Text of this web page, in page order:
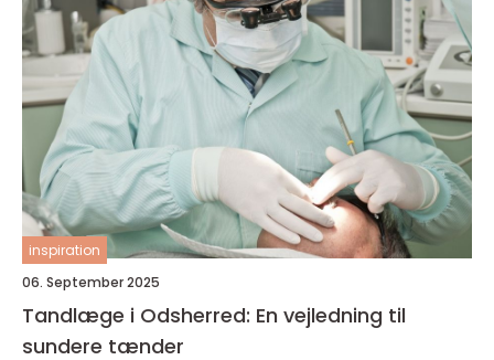
inspiration
06. September 2025
Tandlæge i Odsherred: En vejledning til
sundere tænder